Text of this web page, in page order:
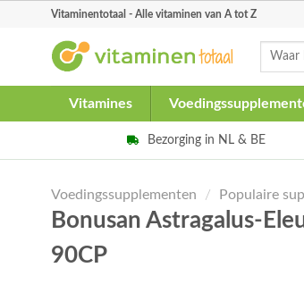
Vitaminentotaal - Alle vitaminen van A tot Z
Zoeken
Vitamines
Bezorging in NL & BE
Voedingssupplementen / Populaire
Bonusan Astragalus-
90CP